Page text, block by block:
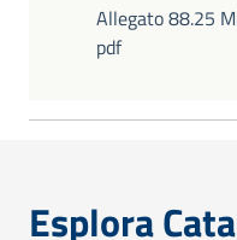
Allegato 88.25
pdf
Esplora